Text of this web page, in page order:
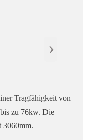
›
Tragfähigkeit von
zu 76kw. Die
3060mm.